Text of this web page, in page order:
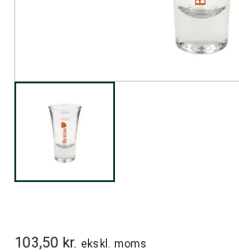
103,50 kr. ekskl. moms